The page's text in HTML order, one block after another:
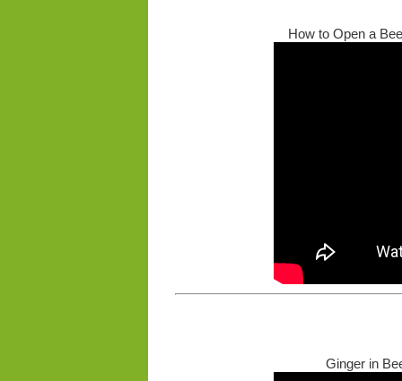
How to Open a
Ginger in